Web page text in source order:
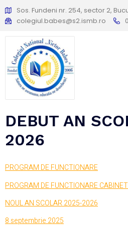
Sos. Fundeni nr. 254, sector 2,
colegiul.babes@s2.ismb.ro
DEBUT AN
2026
PROGRAM DE FUNCTIONARE
PROGRAM DE FUNCTIONARE
NOUL AN SCOLAR 2025-2026
8 septembrie 2025